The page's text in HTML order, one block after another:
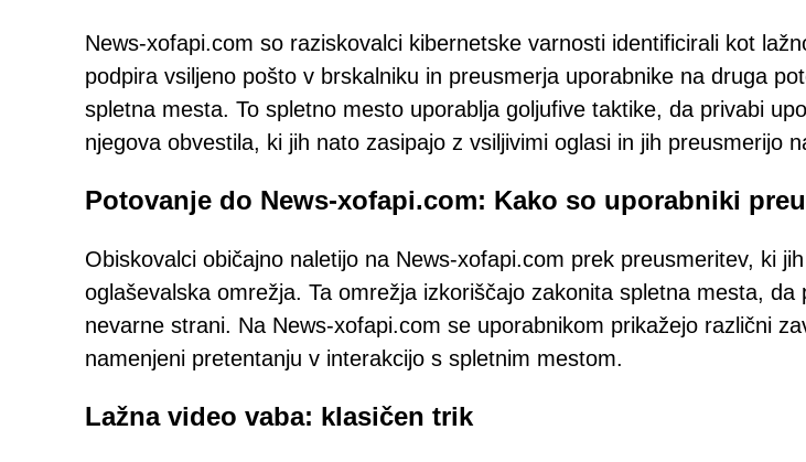
News-xofapi.com so raziskovalci kibernetske varnosti identificirali kot
podpira vsiljeno pošto v brskalniku in preusmerja uporabnike na druga
spletna mesta. To spletno mesto uporablja goljufive taktike, da privabi
njegova obvestila, ki jih nato zasipajo z vsiljivimi oglasi in jih preusmerijo
Potovanje do News-xofapi.com: Kako so uporabniki
Obiskovalci običajno naletijo na News-xofapi.com prek preusmeritev, ki
oglaševalska omrežja. Ta omrežja izkoriščajo zakonita spletna mesta, da
nevarne strani. Na News-xofapi.com se uporabnikom prikažejo različni
namenjeni pretentanju v interakcijo s spletnim mestom.
Lažna video vaba: klasičen trik